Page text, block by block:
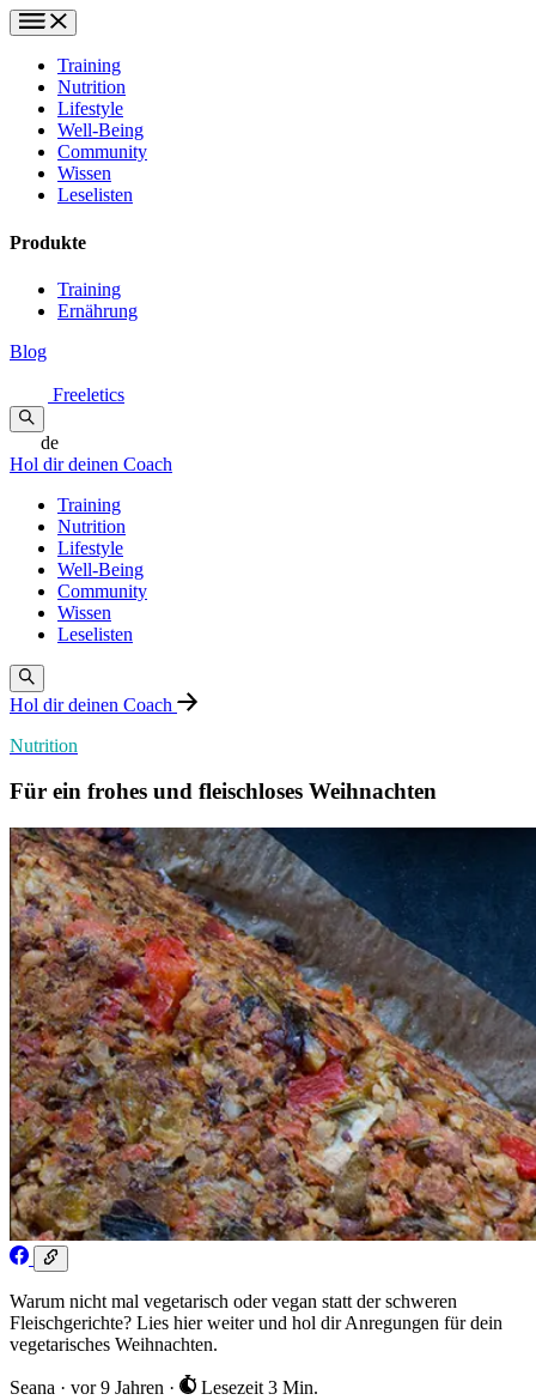
Training
Nutrition
Lifestyle
Well-Being
Community
Wissen
Leselisten
Produkte
Training
Ernährung
Blog
Freeletics
de
Hol dir deinen Coach
Training
Nutrition
Lifestyle
Well-Being
Community
Wissen
Leselisten
Hol dir deinen Coach
Nutrition
Für ein frohes und fleischloses Weihnachten
Warum nicht mal vegetarisch oder vegan statt der schweren
Fleischgerichte? Lies hier weiter und hol dir Anregungen für dein
vegetarisches Weihnachten.
Seana · vor 9 Jahren · Lesezeit 3 Min.